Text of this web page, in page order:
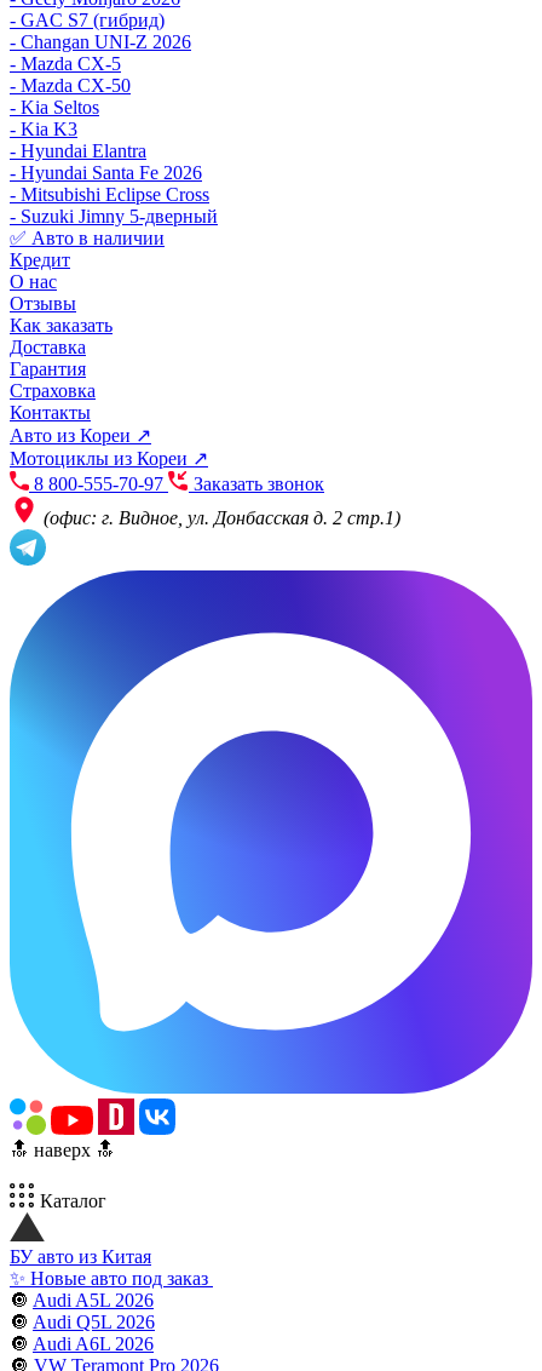
- GAC S7 (гибрид)
- Changan UNI-Z 2026
- Mazda CX-5
- Mazda CX-50
- Kia Seltos
- Kia K3
- Hyundai Elantra
- Hyundai Santa Fe 2026
- Mitsubishi Eclipse Cross
- Suzuki Jimny 5-дверный
✅ Авто в наличии
Кредит
О нас
Отзывы
Как заказать
Доставка
Гарантия
Страховка
Контакты
Авто из Кореи ↗
Мотоциклы из Кореи ↗
8 800-555-70-97
Заказать звонок
(офис: г. Видное, ул. Донбасская д. 2 стр.1)
🔝 наверх 🔝
Каталог
БУ авто из Китая
✨ Новые авто под заказ
🔘 Audi A5L 2026
🔘 Audi Q5L 2026
🔘 Audi A6L 2026
🔘 VW Teramont Pro 2026